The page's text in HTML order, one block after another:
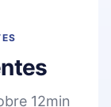
12min